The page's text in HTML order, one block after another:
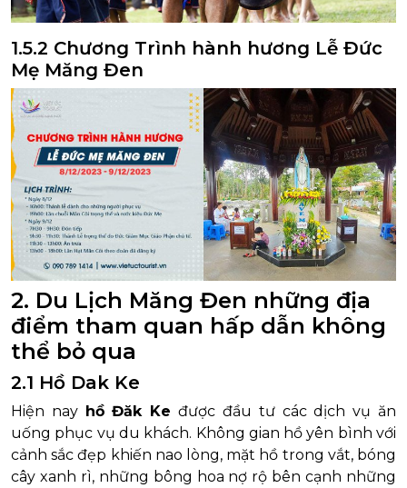
1.5.2 Chương Trình hành hương Lễ Đức
Mẹ Măng Đen
2. Du Lịch Măng Đen những địa
điểm tham quan hấp dẫn không
thể bỏ qua
2.1 Hồ Dak Ke
Hiện nay hồ Đăk Ke được đầu tư các dịch vụ ăn
uống phục vụ du khách. Không gian hồ yên bình với
cảnh sắc đẹp khiến nao lòng, mặt hồ trong vắt, bóng
cây xanh rì, những bông hoa nợ rộ bên cạnh những